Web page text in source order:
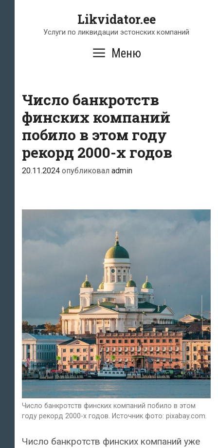
содержимому
Likvidator.ee
Услуги по ликвидации эстонских компаний
Меню
Число банкротств
финских компаний
побило в этом году
рекорд 2000-х годов
20.11.2024 опубликовал admin
Число банкротств финских компаний побило в этом
году рекорд 2000-х годов. Источник фото: pixabay.com.
Число банкротств финских компаний уже